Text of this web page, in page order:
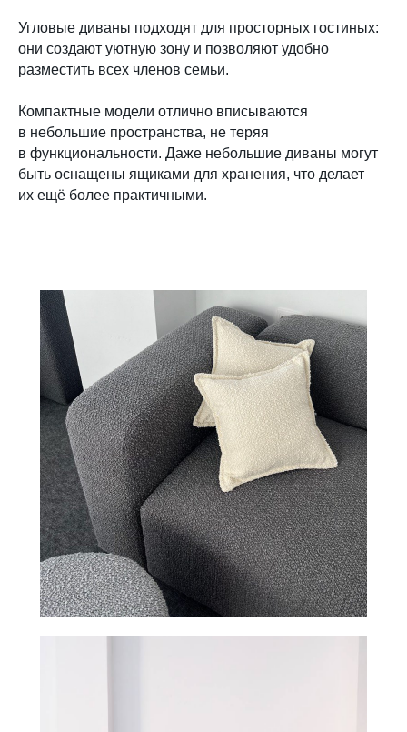
Угловые диваны подходят для просторных гостиных:
они создают уютную зону и позволяют удобно
разместить всех членов семьи.
Компактные модели отлично вписываются
в небольшие пространства, не теряя
в функциональности. Даже небольшие диваны могут
быть оснащены ящиками для хранения, что делает
их ещё более практичными.